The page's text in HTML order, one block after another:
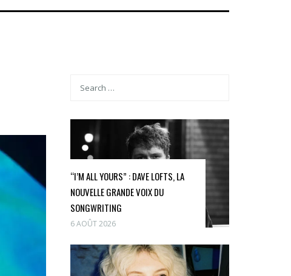
“I’M ALL YOURS” : DAVE LOFTS, LA
NOUVELLE GRANDE VOIX DU
SONGWRITING
6 AOÛT 2026